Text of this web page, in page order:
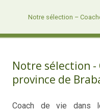
Notre sélection –
Notre sélection -
province de
Coach de vie dans